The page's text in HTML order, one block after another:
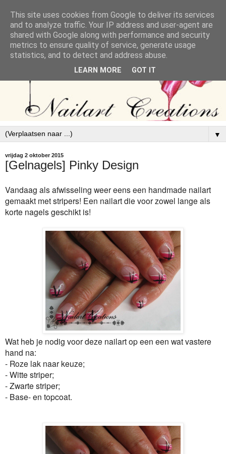
▼
vrijdag 2 oktober 2015
[Gelnagels] Pinky Design
Vandaag als afwisseling weer eens een handmade nailart
gemaakt met stripers! Een nailart die voor zowel lange als
korte nagels geschikt is!
Wat heb je nodig voor deze nailart op een een wat vastere
hand na:
- Roze lak naar keuze;
- Witte striper;
- Zwarte striper;
- Base- en topcoat.
This site uses cookies from Google to deliver its services
and to analyze traffic. Your IP address and user-agent are
shared with Google along with performance and security
metrics to ensure quality of service, generate usage
statistics, and to detect and address abuse.
LEARN MORE GOT IT